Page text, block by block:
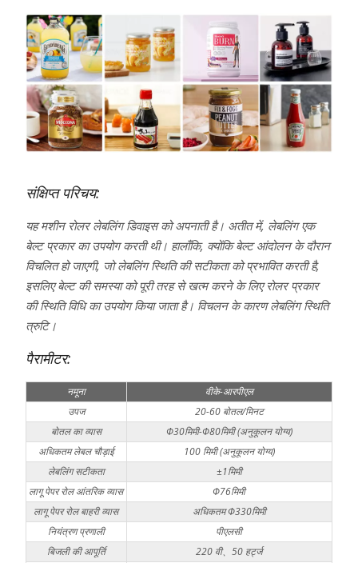
संक्षिप्त परिचय:
यह मशीन रोलर लेबलिंग डिवाइस को अपनाती है। अतीत में, लेबलिंग एक
बेल्ट प्रकार का उपयोग करती थी। हालाँकि, क्योंकि बेल्ट आंदोलन के दौरान
विचलित हो जाएगी, जो लेबलिंग स्थिति की सटीकता को प्रभावित करती है,
इसलिए बेल्ट की समस्या को पूरी तरह से खत्म करने के लिए रोलर प्रकार
की स्थिति विधि का उपयोग किया जाता है। विचलन के कारण लेबलिंग स्थिति
त्रुटि।
पैरामीटर:
नमूना
वीके-आरपीएल
उपज
20-60 बोतल/मिनट
बोतल का व्यास
Φ30मिमी-Φ80मिमी (अनुकूलन योग्य)
अधिकतम लेबल चौड़ाई
100 मिमी (अनुकूलन योग्य)
लेबलिंग सटीकता
±1मिमी
लागू पेपर रोल आंतरिक व्यास
Φ76मिमी
लागू पेपर रोल बाहरी व्यास
अधिकतम Φ330मिमी
नियंत्रण प्रणाली
पीएलसी
बिजली की आपूर्ति
220 वी、50 हर्ट्ज